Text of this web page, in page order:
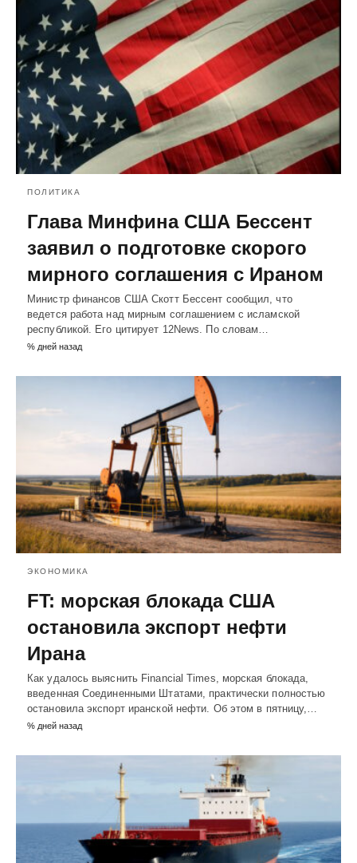
ПОЛИТИКА
Глава Минфина США Бессент
заявил о подготовке скорого
мирного соглашения с Ираном
Министр финансов США Скотт Бессент сообщил, что
ведется работа над мирным соглашением с исламской
республикой. Его цитирует 12News. По словам…
% дней назад
ЭКОНОМИКА
FT: морская блокада США
остановила экспорт нефти
Ирана
Как удалось выяснить Financial Times, морская блокада,
введенная Соединенными Штатами, практически полностью
остановила экспорт иранской нефти. Об этом в пятницу,…
% дней назад